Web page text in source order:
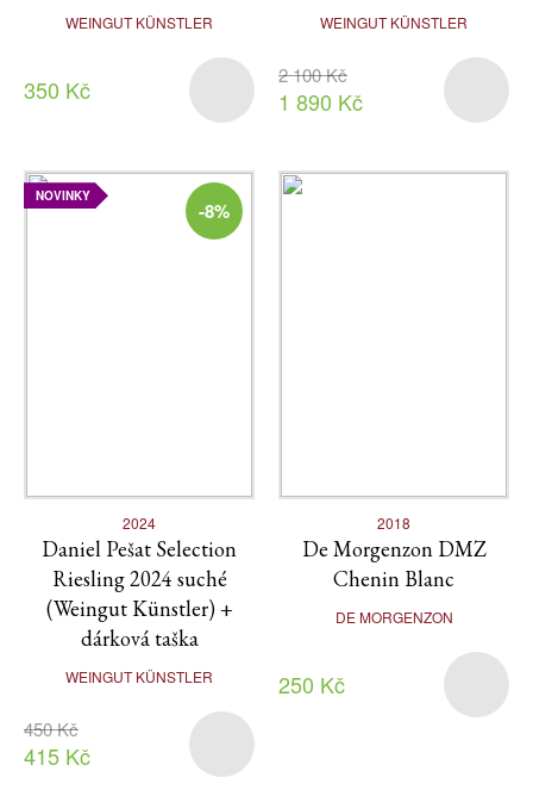
WEINGUT KÜNSTLER
350 Kč
WEINGUT KÜNSTLER
2 100 Kč
1 890 Kč
NOVINKY
-8%
2024
Daniel Pešat Selection
Riesling 2024 suché
(Weingut Künstler) +
dárková taška
WEINGUT KÜNSTLER
450 Kč
415 Kč
2018
De Morgenzon DMZ
Chenin Blanc
DE MORGENZON
250 Kč